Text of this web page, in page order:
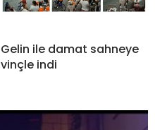
Gelin ile damat sahneye
vinçle indi